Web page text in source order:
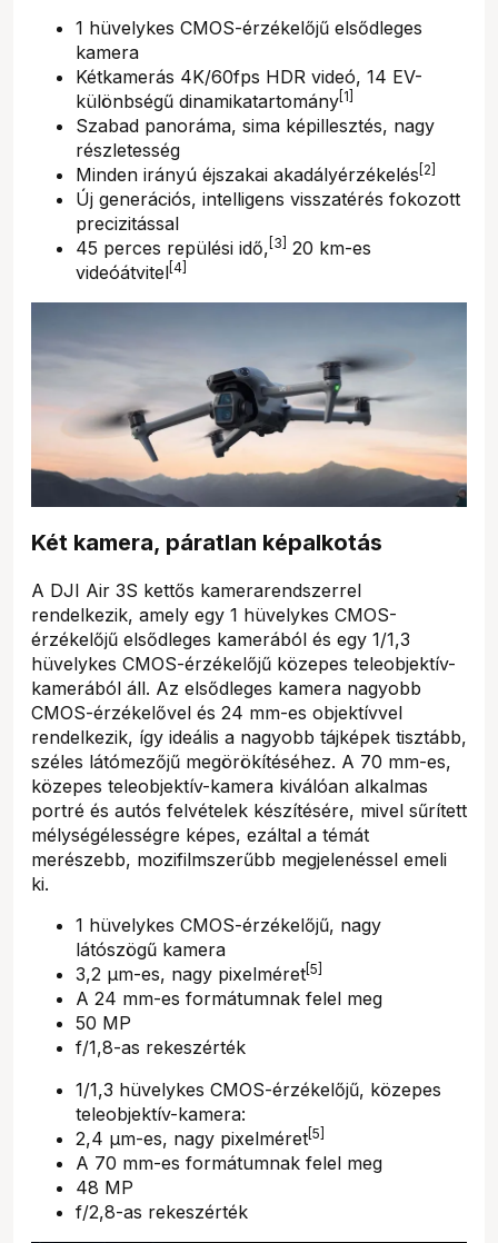
1 hüvelykes CMOS-érzékelőjű elsődleges
kamera
Kétkamerás 4K/60fps HDR videó, 14 EV-
különbségű dinamikatartomány [1]
Szabad panoráma, sima képillesztés, nagy
részletesség
Minden irányú éjszakai akadályérzékelés [2]
Új generációs, intelligens visszatérés fokozott
precizitással
45 perces repülési idő, [3]
20 km-es
videóátvitel [4]
Két kamera, páratlan képalkotás
A DJI Air 3S kettős kamerarendszerrel
rendelkezik, amely egy 1 hüvelykes CMOS-
érzékelőjű elsődleges kamerából és egy 1/1,3
hüvelykes CMOS-érzékelőjű közepes teleobjektív-
kamerából áll. Az elsődleges kamera nagyobb
CMOS-érzékelővel és 24 mm-es objektívvel
rendelkezik, így ideális a nagyobb tájképek tisztább,
széles látómezőjű megörökítéséhez. A 70 mm-es,
közepes teleobjektív-kamera kiválóan alkalmas
portré és autós felvételek készítésére, mivel sűrített
mélységélességre képes, ezáltal a témát
merészebb, mozifilmszerűbb megjelenéssel emeli
ki.
1 hüvelykes CMOS-érzékelőjű, nagy
látószögű kamera
3,2 μm-es, nagy pixelméret[5]
A 24 mm-es formátumnak felel meg
50 MP
f/1,8-as rekeszérték
1/1,3 hüvelykes CMOS-érzékelőjű, közepes
teleobjektív-kamera:
2,4 μm-es, nagy pixelméret[5]
A 70 mm-es formátumnak felel meg
48 MP
f/2,8-as rekeszérték